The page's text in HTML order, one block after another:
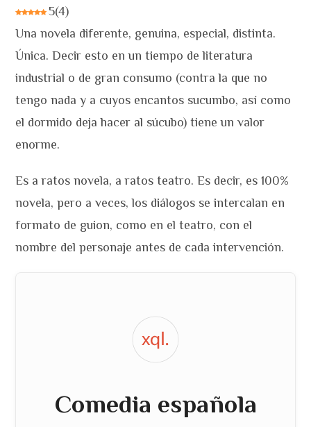
5(4)
Una novela diferente, genuina, especial, distinta.
Única. Decir esto en un tiempo de literatura
industrial o de gran consumo (contra la que no
tengo nada y a cuyos encantos sucumbo, así como
el dormido deja hacer al súcubo) tiene un valor
enorme.
Es a ratos novela, a ratos teatro. Es decir, es 100%
novela, pero a veces, los diálogos se intercalan en
formato de guion, como en el teatro, con el
nombre del personaje antes de cada intervención.
Comedia española